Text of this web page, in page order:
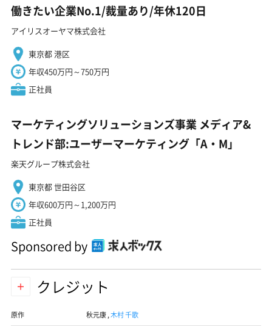
働きたい企業No.1/裁量あり/年休120日
アイリスオーヤマ株式会社
東京都 港区
年収450万円～750万円
正社員
マーケティングソリューションズ事業 メディア&
トレンド部:ユーザーマーケティング「A・M」
楽天グループ株式会社
東京都 世田谷区
年収600万円～1,200万円
正社員
Sponsored by
クレジット
原作 秋元康,木村 千歌